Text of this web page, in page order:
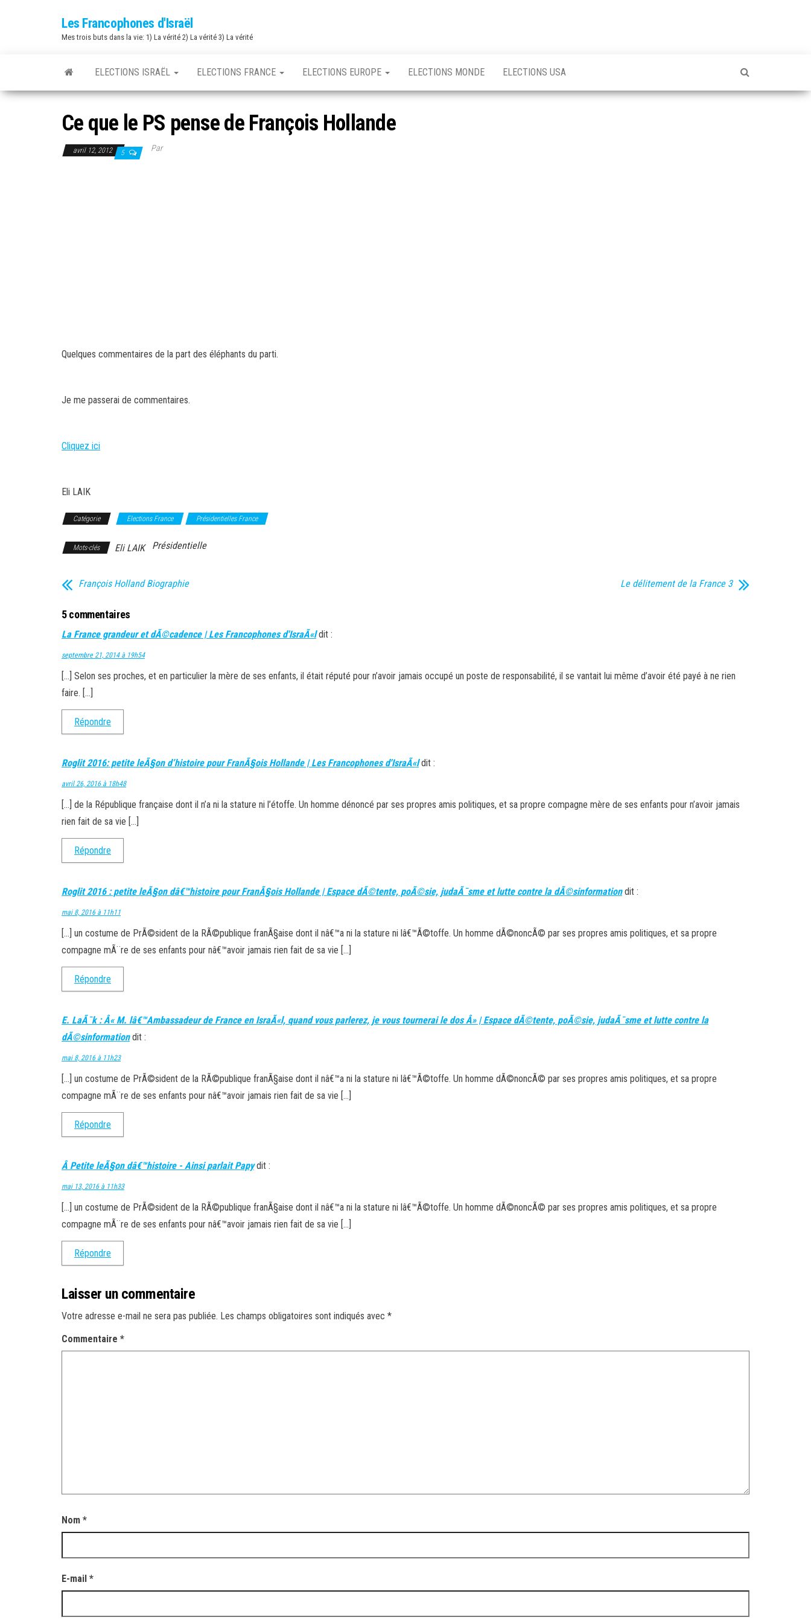
Les Francophones d'Israël
Mes trois buts dans la vie: 1) La vérité 2) La vérité 3) La vérité
ELECTIONS ISRAËL ELECTIONS FRANCE ELECTIONS EUROPE ELECTIONS MONDE ELECTIONS USA
Ce que le PS pense de François Hollande
avril 12, 2012 5 Par
Quelques commentaires de la part des éléphants du parti.
Je me passerai de commentaires.
Cliquez ici
Eli LAIK
Catégorie Elections France Présidentielles France
Mots-clés Eli LAIK Présidentielle
François Holland Biographie Le délitement de la France 3
5 commentaires
La France grandeur et dÃ©cadence | Les Francophones d'IsraÃ«l dit :
septembre 21, 2014 à 19h54
[…] Selon ses proches, et en particulier la mère de ses enfants, il était réputé pour n’avoir jamais occupé un poste de responsabilité, il se vantait lui même d’avoir été payé à ne rien
faire. […]
Répondre
Roglit 2016: petite leÃ§on d’histoire pour FranÃ§ois Hollande | Les Francophones d'IsraÃ«l dit :
avril 26, 2016 à 18h48
[…] de la République française dont il n’a ni la stature ni l’étoffe. Un homme dénoncé par ses propres amis politiques, et sa propre compagne mère de ses enfants pour n’avoir jamais
rien fait de sa vie […]
Répondre
Roglit 2016 : petite leÃ§on dâ€™histoire pour FranÃ§ois Hollande | Espace dÃ©tente, poÃ©sie, judaÃ¯sme et lutte contre la dÃ©sinformation dit :
mai 8, 2016 à 11h11
[…] un costume de PrÃ©sident de la RÃ©publique franÃ§aise dont il nâ€™a ni la stature ni lâ€™Ã©toffe. Un homme dÃ©noncÃ© par ses propres amis politiques, et sa propre
compagne mÃ¨re de ses enfants pour nâ€™avoir jamais rien fait de sa vie […]
Répondre
E. LaÃ¯k : Â« M. lâ€™Ambassadeur de France en IsraÃ«l, quand vous parlerez, je vous tournerai le dos Â» | Espace dÃ©tente, poÃ©sie, judaÃ¯sme et lutte contre la
dÃ©sinformation dit :
mai 8, 2016 à 11h23
[…] un costume de PrÃ©sident de la RÃ©publique franÃ§aise dont il nâ€™a ni la stature ni lâ€™Ã©toffe. Un homme dÃ©noncÃ© par ses propres amis politiques, et sa propre
compagne mÃ¨re de ses enfants pour nâ€™avoir jamais rien fait de sa vie […]
Répondre
Â Petite leÃ§on dâ€™histoire - Ainsi parlait Papy dit :
mai 13, 2016 à 11h33
[…] un costume de PrÃ©sident de la RÃ©publique franÃ§aise dont il nâ€™a ni la stature ni lâ€™Ã©toffe. Un homme dÃ©noncÃ© par ses propres amis politiques, et sa propre
compagne mÃ¨re de ses enfants pour nâ€™avoir jamais rien fait de sa vie […]
Répondre
Laisser un commentaire
Votre adresse e-mail ne sera pas publiée. Les champs obligatoires sont indiqués avec *
Commentaire *
Nom *
E-mail *